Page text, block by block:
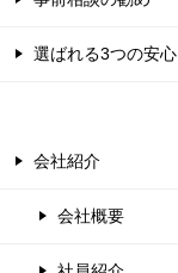
選ばれる3つの安心
会社紹介
会社概要